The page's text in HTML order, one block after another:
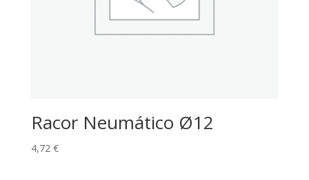
Racor Neumático Ø12
4,72 €